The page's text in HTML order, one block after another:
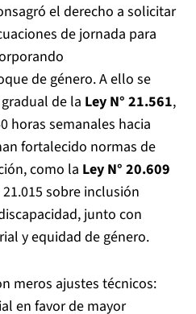
el derecho a solicitar
de jornada para
de género. A ello se
de la Ley N° 21.561,
horas semanales hacia
fortalecido normas de
como la Ley N° 20.609
sobre inclusión
junto con
y equidad de género.
meros ajustes técnicos:
en favor de mayor